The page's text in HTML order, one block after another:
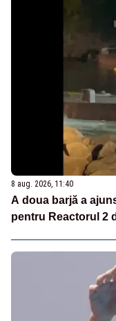
8 aug. 2026, 11:40
A doua barjă a
pentru Reactorul 2